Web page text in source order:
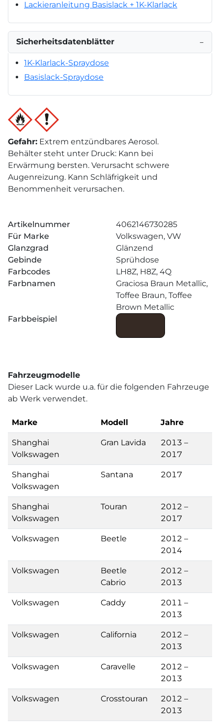
Lackieranleitung Basislack + 1K-Klarlack
Sicherheitsdatenblätter −
1K-Klarlack-Spraydose
Basislack-Spraydose
Gefahr: Extrem entzündbares Aerosol.
Behälter steht unter Druck: Kann bei
Erwärmung bersten. Verursacht schwere
Augenreizung. Kann Schläfrigkeit und
Benommenheit verursachen.
Artikelnummer
4062146730285
Für Marke
Volkswagen, VW
Glanzgrad
Glänzend
Gebinde
Sprühdose
Farbcodes
LH8Z, H8Z, 4Q
Farbnamen
Graciosa Braun Metallic,
Toffee Braun, Toffee
Brown Metallic
Farbbeispiel
Fahrzeugmodelle
Dieser Lack wurde u.a. für die folgenden Fahrzeuge
ab Werk verwendet.
Marke Modell Jahre
Shanghai
Volkswagen
Gran Lavida
2013 –
2017
Shanghai
Volkswagen
Santana 2017
Shanghai
Volkswagen
Touran
2012 –
2017
Volkswagen Beetle
2012 –
2014
Volkswagen
Beetle
Cabrio
2012 –
2013
Volkswagen Caddy
2011 –
2013
Volkswagen California
2012 –
2013
Volkswagen Caravelle
2012 –
2013
Volkswagen Crosstouran
2012 –
2013